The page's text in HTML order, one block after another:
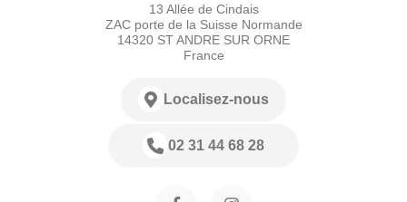
13 Allée de Cindais
ZAC porte de la Suisse Normande
14320 ST ANDRE SUR ORNE
France
Localisez-nous
02 31 44 68 28